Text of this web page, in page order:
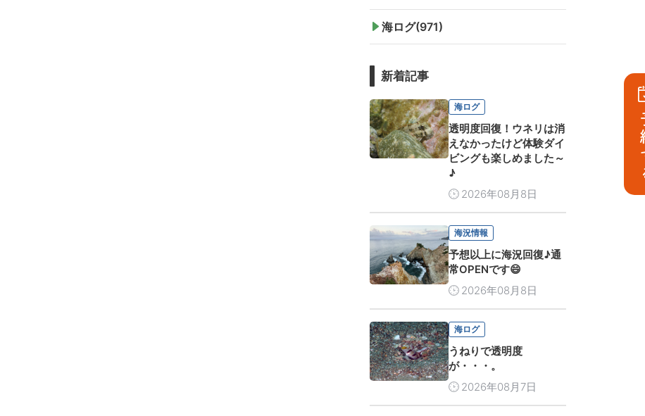
海ログ(971)
新着記事
海ログ
透明度回復！ウネリは消
えなかったけど体験ダイ
ビングも楽しめました～
♪
2026年08月8日
海況情報
予想以上に海況回復♪通
常OPENです😄
2026年08月8日
海ログ
うねりで透明度
が・・・。
2026年08月7日